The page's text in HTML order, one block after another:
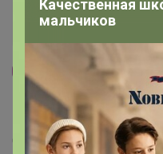
5.0 912.6K
СИМА-ЛЕНД.
Стоп 10 августа
Качественная
мальчиков